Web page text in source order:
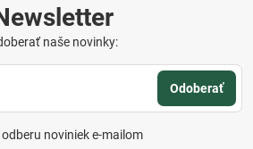
naše novinky:
Odoberať
noviniek e-mailom